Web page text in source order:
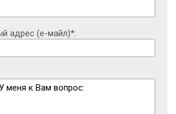
адрес (е-майл)*: